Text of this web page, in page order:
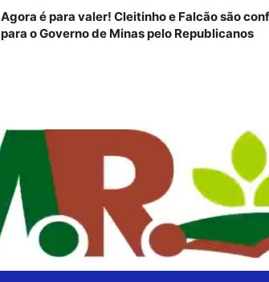
Agora é para valer! Cleitinho e Falcão são
para o Governo de Minas pelo Republicanos